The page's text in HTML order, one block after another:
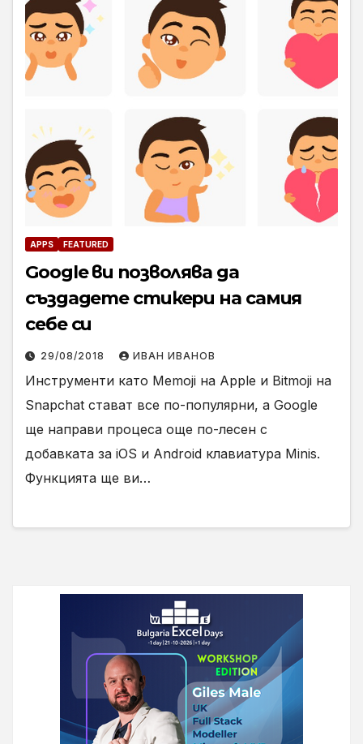
APPS FEATURED
Google ви позволява да
създадете стикери на самия
себе си
29/08/2018 ИВАН ИВАНОВ
Инструменти като Memoji на Apple и Bitmoji на
Snapchat стават все по-популярни, а Google
ще направи процеса още по-лесен с
добавката за iOS и Android клавиатура Minis.
Функцията ще ви…